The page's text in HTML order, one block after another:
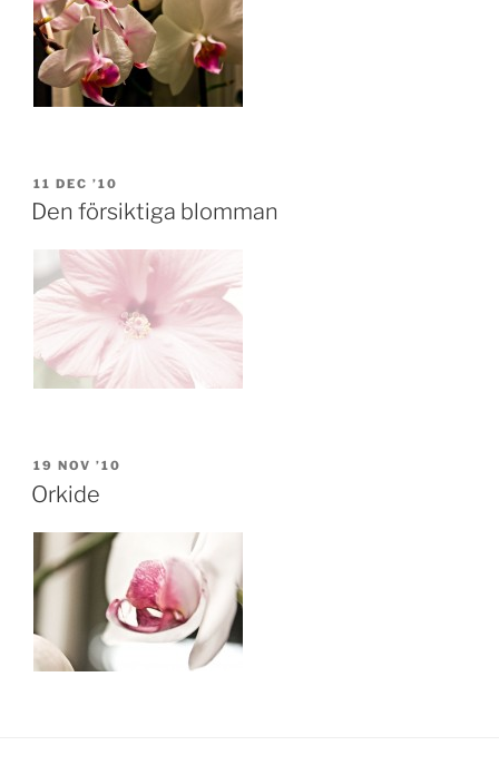
POSTED
ON
11 DEC ’10
Den försiktiga blomman
POSTED
ON
19 NOV ’10
Orkide